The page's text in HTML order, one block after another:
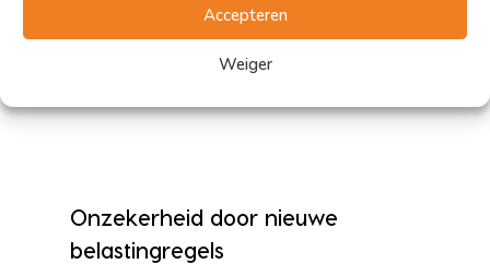
Accepteren
Weiger
woningen of appartementen. Dit maakt een
vakantiehuis aantrekkelijk voor zowel eigen
gebruik als voor belegging of verhuur.
Onzekerheid door nieuwe
belastingregels